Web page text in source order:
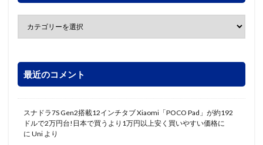
最近のコメント
スナドラ7S Gen2搭載12インチタブ Xiaomi「POCO Pad」が約192
ドルで2万円台!日本で買うより1万円以上安く買いやすい価格に
に Uni より